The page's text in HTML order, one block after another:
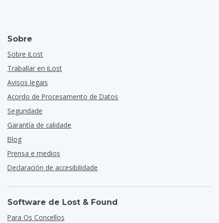
Sobre
Sobre iLost
Traballar en iLost
Avisos legais
Acordo de Procesamento de Datos
Seguridade
Garantía de calidade
Blog
Prensa e medios
Declaración de accesibilidade
Software de Lost & Found
Para Os Concellos